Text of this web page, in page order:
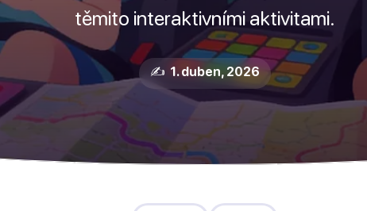
těmito interaktivními aktivitami.
✍️ 1. duben, 2026